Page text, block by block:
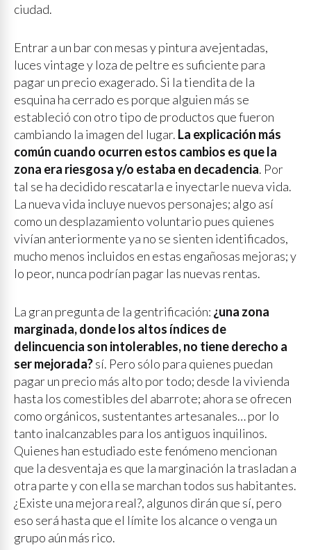
ciudad.
Entrar a un bar con mesas y pintura avejentadas,
luces vintage y loza de peltre es suficiente para
pagar un precio exagerado. Si la tiendita de la
esquina ha cerrado es porque alguien más se
estableció con otro tipo de productos que fueron
cambiando la imagen del lugar. La explicación más
común cuando ocurren estos cambios es que la
zona era riesgosa y/o estaba en decadencia. Por
tal se ha decidido rescatarla e inyectarle nueva vida.
La nueva vida incluye nuevos personajes; algo así
como un desplazamiento voluntario pues quienes
vivían anteriormente ya no se sienten identificados,
mucho menos incluidos en estas engañosas mejoras; y
lo peor, nunca podrían pagar las nuevas rentas.
La gran pregunta de la gentrificación: ¿una zona
marginada, donde los altos índices de
delincuencia son intolerables, no tiene derecho a
ser mejorada?sí. Pero sólo para quienes puedan
pagar un precio más alto por todo; desde la vivienda
hasta los comestibles del abarrote; ahora se ofrecen
como orgánicos, sustentantes artesanales… por lo
tanto inalcanzables para los antiguos inquilinos.
Quienes han estudiado este fenómeno mencionan
que la desventaja es que la marginación la trasladan a
otra parte y con ella se marchan todos sus habitantes.
¿Existe una mejora real?, algunos dirán que sí, pero
eso será hasta que el límite los alcance o venga un
grupo aún más rico.